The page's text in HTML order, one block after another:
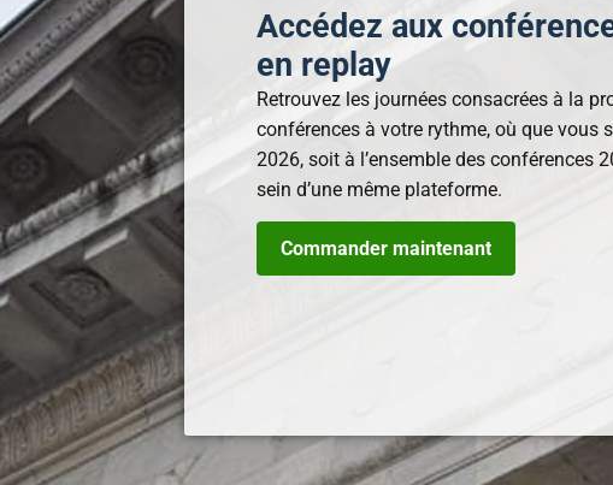
Accédez aux
en replay
Retrouvez les journées consacrées à la
conférences à votre rythme, où que vous
2026, soit à l’ensemble des conférences
sein d’une même plateforme.
Commander maintenant